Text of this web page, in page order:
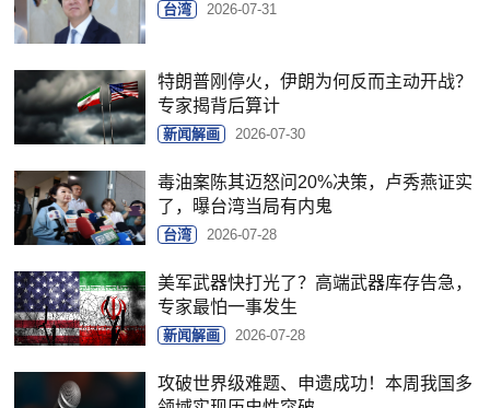
台湾 2026-07-31
特朗普刚停火，伊朗为何反而主动开战？
专家揭背后算计
新闻解画 2026-07-30
毒油案陈其迈怒问20%决策，卢秀燕证实
了，曝台湾当局有内鬼
台湾 2026-07-28
美军武器快打光了？高端武器库存告急，
专家最怕一事发生
新闻解画 2026-07-28
攻破世界级难题、申遗成功！本周我国多